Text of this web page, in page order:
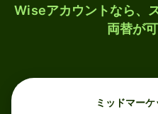
Wiseアカウントなら、
両替が
ミッドマー